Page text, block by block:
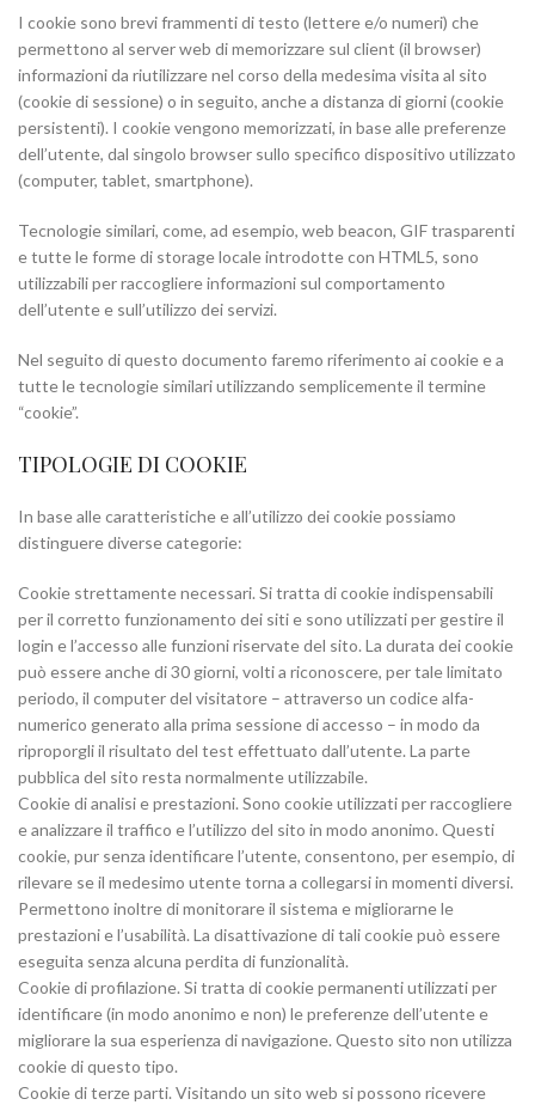
I cookie sono brevi frammenti di testo (lettere e/o numeri) che
permettono al server web di memorizzare sul client (il browser)
informazioni da riutilizzare nel corso della medesima visita al sito
(cookie di sessione) o in seguito, anche a distanza di giorni (cookie
persistenti). I cookie vengono memorizzati, in base alle preferenze
dell’utente, dal singolo browser sullo specifico dispositivo utilizzato
(computer, tablet, smartphone).
Tecnologie similari, come, ad esempio, web beacon, GIF trasparenti
e tutte le forme di storage locale introdotte con HTML5, sono
utilizzabili per raccogliere informazioni sul comportamento
dell’utente e sull’utilizzo dei servizi.
Nel seguito di questo documento faremo riferimento ai cookie e a
tutte le tecnologie similari utilizzando semplicemente il termine
“cookie”.
TIPOLOGIE DI COOKIE
In base alle caratteristiche e all’utilizzo dei cookie possiamo
distinguere diverse categorie:
Cookie strettamente necessari. Si tratta di cookie indispensabili
per il corretto funzionamento dei siti e sono utilizzati per gestire il
login e l’accesso alle funzioni riservate del sito. La durata dei cookie
può essere anche di 30 giorni, volti a riconoscere, per tale limitato
periodo, il computer del visitatore – attraverso un codice alfa-
numerico generato alla prima sessione di accesso – in modo da
riproporgli il risultato del test effettuato dall’utente. La parte
pubblica del sito resta normalmente utilizzabile.
Cookie di analisi e prestazioni. Sono cookie utilizzati per raccogliere
e analizzare il traffico e l’utilizzo del sito in modo anonimo. Questi
cookie, pur senza identificare l’utente, consentono, per esempio, di
rilevare se il medesimo utente torna a collegarsi in momenti diversi.
Permettono inoltre di monitorare il sistema e migliorarne le
prestazioni e l’usabilità. La disattivazione di tali cookie può essere
eseguita senza alcuna perdita di funzionalità.
Cookie di profilazione. Si tratta di cookie permanenti utilizzati per
identificare (in modo anonimo e non) le preferenze dell’utente e
migliorare la sua esperienza di navigazione. Questo sito non utilizza
cookie di questo tipo.
Cookie di terze parti. Visitando un sito web si possono ricevere